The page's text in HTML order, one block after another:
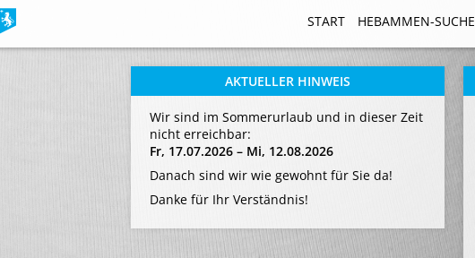
START HEBAMMEN-SUCHE
START HEBAMMEN-SUCHE
AKTUELLER HINWEIS
Wir sind im Sommerurlaub und in dieser Zeit
nicht erreichbar:
Fr, 17.07.2026 – Mi, 12.08.2026
Danach sind wir wie gewohnt für Sie da!
Danke für Ihr Verständnis!